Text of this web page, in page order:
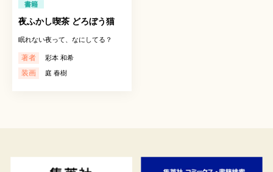
書籍
夜ふかし喫茶 どろぼう猫
眠れない夜って、なにしてる？
著者 彩本 和希
装画 庭 春樹